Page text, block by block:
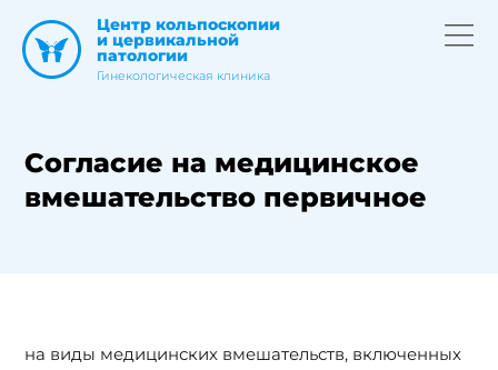
Центр кольпоскопии
и цервикальной
патологии
Гинекологическая клиника
Согласие на медицинское
вмешательство первичное
на виды медицинских вмешательств, включенных